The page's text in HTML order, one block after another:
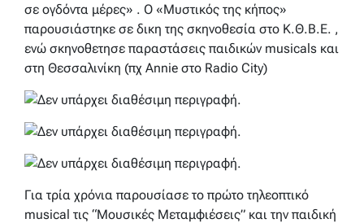
σε ογδόντα μέρες» . Ο «Μυστικός της κήπος»
παρουσιάστηκε σε δικη της σκηνοθεσία στο Κ.Θ.Β.Ε. ,
ενώ σκηνοθετησε παραστάσεις παιδικών musicals και
στη Θεσσαλινίκη (πχ Annie στο Radio City)
Για τρία χρόνια παρουσίασε το πρώτο τηλεοπτικό
musical τις “Μουσικές Μεταμφιέσεις” και την παιδική